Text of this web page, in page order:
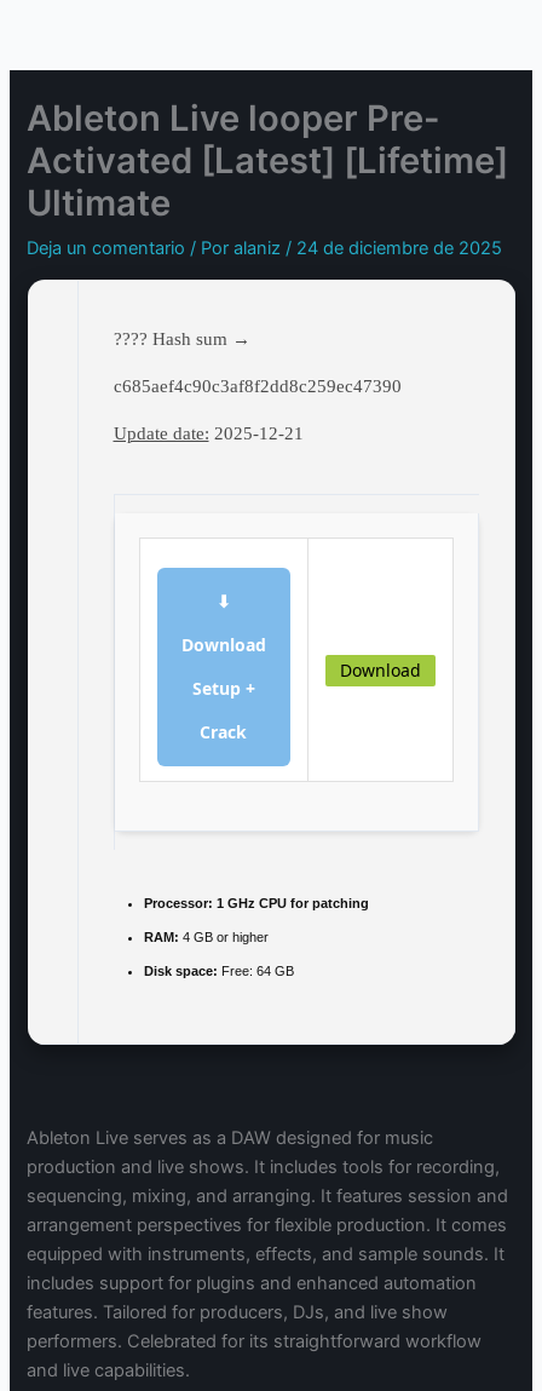
contenido
Ableton Live looper Pre-
Activated [Latest] [Lifetime]
Ultimate
Deja un comentario / Poralaniz / 24 de diciembre de 2025
???? Hash sum →
c685aef4c90c3af8f2dd8c259ec47390
Update date: 2025-12-21
⬇
Download
Setup +
Crack
Download
Processor: 1 GHz CPU for patching
RAM: 4 GB or higher
Disk space: Free: 64 GB
Ableton Live serves as a DAW designed for music
production and live shows. It includes tools for recording,
sequencing, mixing, and arranging. It features session and
arrangement perspectives for flexible production. It comes
equipped with instruments, effects, and sample sounds. It
includes support for plugins and enhanced automation
features. Tailored for producers, DJs, and live show
performers. Celebrated for its straightforward workflow
and live capabilities.